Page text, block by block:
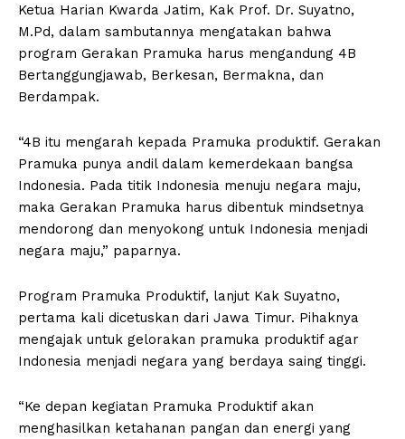
Ketua Harian Kwarda Jatim, Kak Prof. Dr. Suyatno,
M.Pd, dalam sambutannya mengatakan bahwa
program Gerakan Pramuka harus mengandung 4B
Bertanggungjawab, Berkesan, Bermakna, dan
Berdampak.
“4B itu mengarah kepada Pramuka produktif. Gerakan
Pramuka punya andil dalam kemerdekaan bangsa
Indonesia. Pada titik Indonesia menuju negara maju,
maka Gerakan Pramuka harus dibentuk mindsetnya
mendorong dan menyokong untuk Indonesia menjadi
negara maju,” paparnya.
Program Pramuka Produktif, lanjut Kak Suyatno,
pertama kali dicetuskan dari Jawa Timur. Pihaknya
mengajak untuk gelorakan pramuka produktif agar
Indonesia menjadi negara yang berdaya saing tinggi.
“Ke depan kegiatan Pramuka Produktif akan
menghasilkan ketahanan pangan dan energi yang